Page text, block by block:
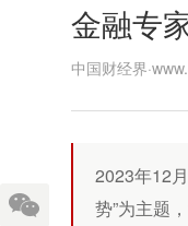
金融专
中国财经界
2023年12
势”为主题